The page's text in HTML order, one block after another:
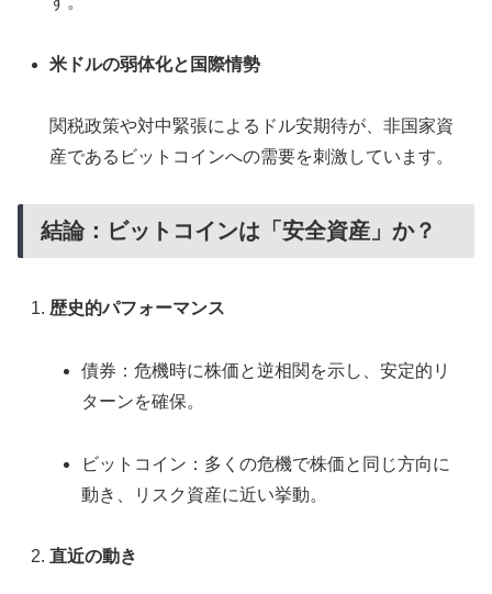
米ドルの弱体化と国際情勢
関税政策や対中緊張によるドル安期待が、非国家資
産であるビットコインへの需要を刺激しています。
結論：ビットコインは「安全資産」か？
歴史的パフォーマンス
債券：危機時に株価と逆相関を示し、安定的リ
ターンを確保。
ビットコイン：多くの危機で株価と同じ方向に
動き、リスク資産に近い挙動。
直近の動き